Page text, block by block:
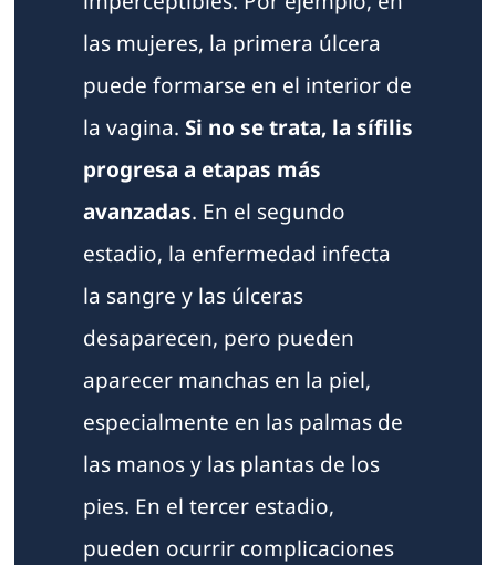
las mujeres, la primera úlcera
puede formarse en el interior de
la vagina. Si no se trata, la sífilis
progresa a etapas más
avanzadas. En el segundo
estadio, la enfermedad infecta
la sangre y las úlceras
desaparecen, pero pueden
aparecer manchas en la piel,
especialmente en las palmas de
las manos y las plantas de los
pies. En el tercer estadio,
pueden ocurrir complicaciones